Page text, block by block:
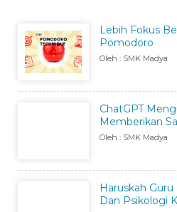
Lebih Fokus
Pomodoro
Oleh : SMK Madya
ChatGPT
Memberikan
Oleh : SMK Madya
Haruskah
Dan Psikologi